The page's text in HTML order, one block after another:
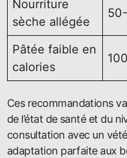
Nourriture
sèche allégée
Pâtée faible en
calories
Ces recommandations
de l’état de santé et du
consultation avec un
adaptation parfaite aux